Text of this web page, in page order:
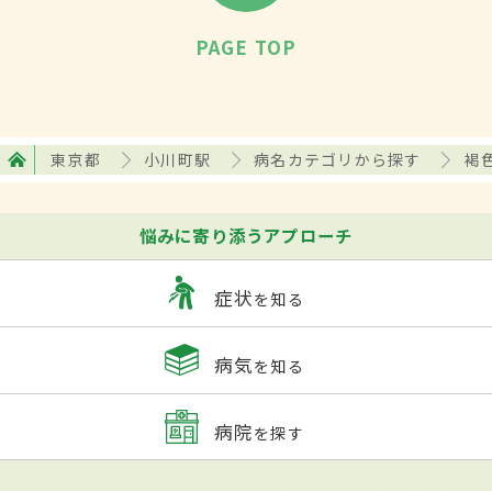
PAGE TOP
東京都 小川町駅 病名カテゴリから探す 褐
悩みに寄り添うアプローチ
症状を知る
病気を知る
病院を探す